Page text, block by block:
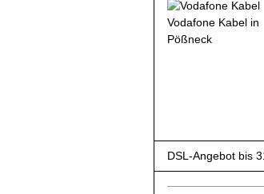
Vodafone Kabel in
Pößneck
DSL-Angebot bis